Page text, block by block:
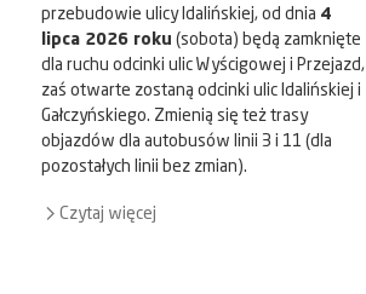
przebudowie ulicy Idalińskiej, od dnia 4
lipca 2026 roku (sobota) będą zamknięte
dla ruchu odcinki ulic Wyścigowej i Przejazd,
zaś otwarte zostaną odcinki ulic Idalińskiej i
Gałczyńskiego. Zmienią się też trasy
objazdów dla autobusów linii 3 i 11 (dla
pozostałych linii bez zmian).
Czytaj więcej